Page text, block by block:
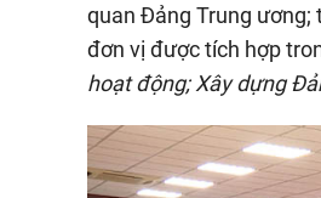
quan Đảng Trung ương;
đơn vị được tích hợp
hoạt động; Xây dựng